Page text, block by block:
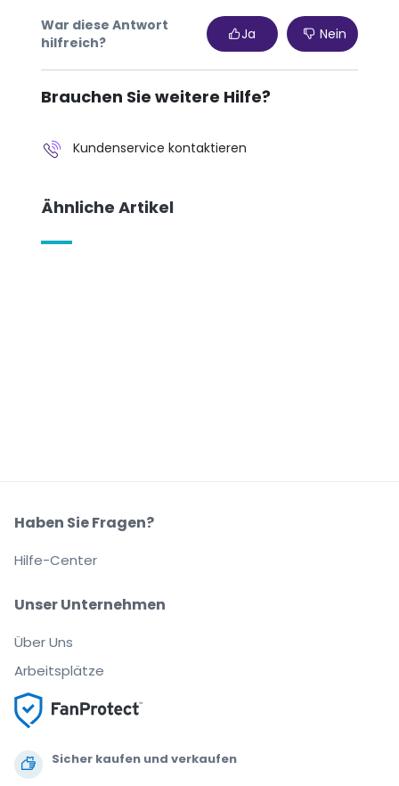
War diese Antwort
hilfreich?
Ja Nein
Brauchen Sie weitere Hilfe?
Kundenservice kontaktieren
Ähnliche Artikel
Sicher kaufen und verkaufen
Unser Unternehmen
Über Uns
Arbeitsplätze
Haben Sie Fragen?
Hilfe-Center